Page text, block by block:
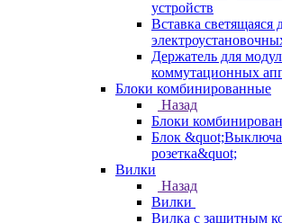
устройств
Вставка светящаяся
Держатель для
коммутационных
Блоки комбинированные
Назад
Блоки
Блок
розетка&quot;
Вилки
Назад
Вилки
Вилка с защитным